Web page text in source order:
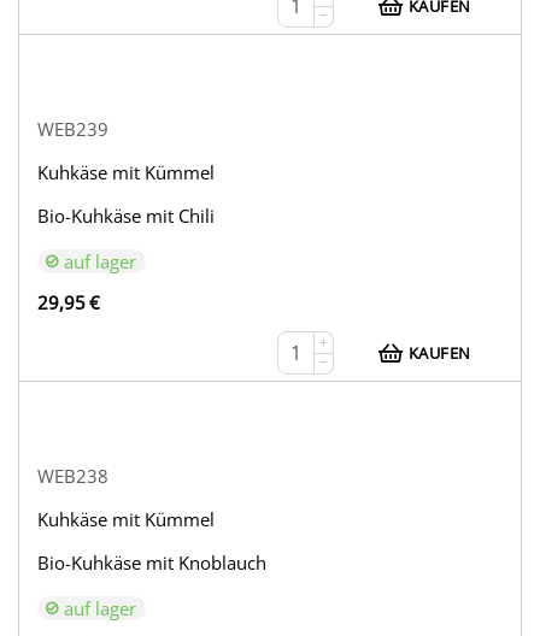
−
KAUFEN
WEB239
Kuhkäse mit Kümmel
Bio-Kuhkäse mit Chili
auf lager
29,95€
+
−
KAUFEN
WEB238
Kuhkäse mit Kümmel
Bio-Kuhkäse mit Knoblauch
auf lager